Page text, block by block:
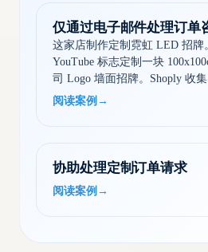
仅通过电子邮件处理订单
这家店制作定制霓虹 LED 招牌
YouTube 标志定制一块
司 Logo 墙面招牌。Shoply 收
具体需求，并说明了后续流程
阅读案例 →
协助处理定制订单请求
阅读案例 →